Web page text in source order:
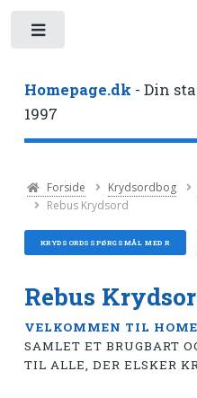
Homepage.dk - Din
1997
Forside Krydsordbog
Rebus Krydsord
KRYDSORDSSPØRGSMÅL MED R
Rebus
VELKOMMEN TIL
SAMLET ET BRUGBART
TIL ALLE, DER ELSKER